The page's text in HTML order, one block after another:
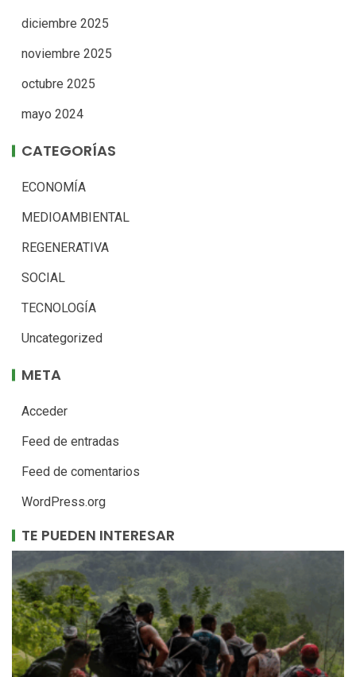
diciembre 2025
noviembre 2025
octubre 2025
mayo 2024
CATEGORÍAS
ECONOMÍA
MEDIOAMBIENTAL
REGENERATIVA
SOCIAL
TECNOLOGÍA
Uncategorized
META
Acceder
Feed de entradas
Feed de comentarios
WordPress.org
TE PUEDEN INTERESAR